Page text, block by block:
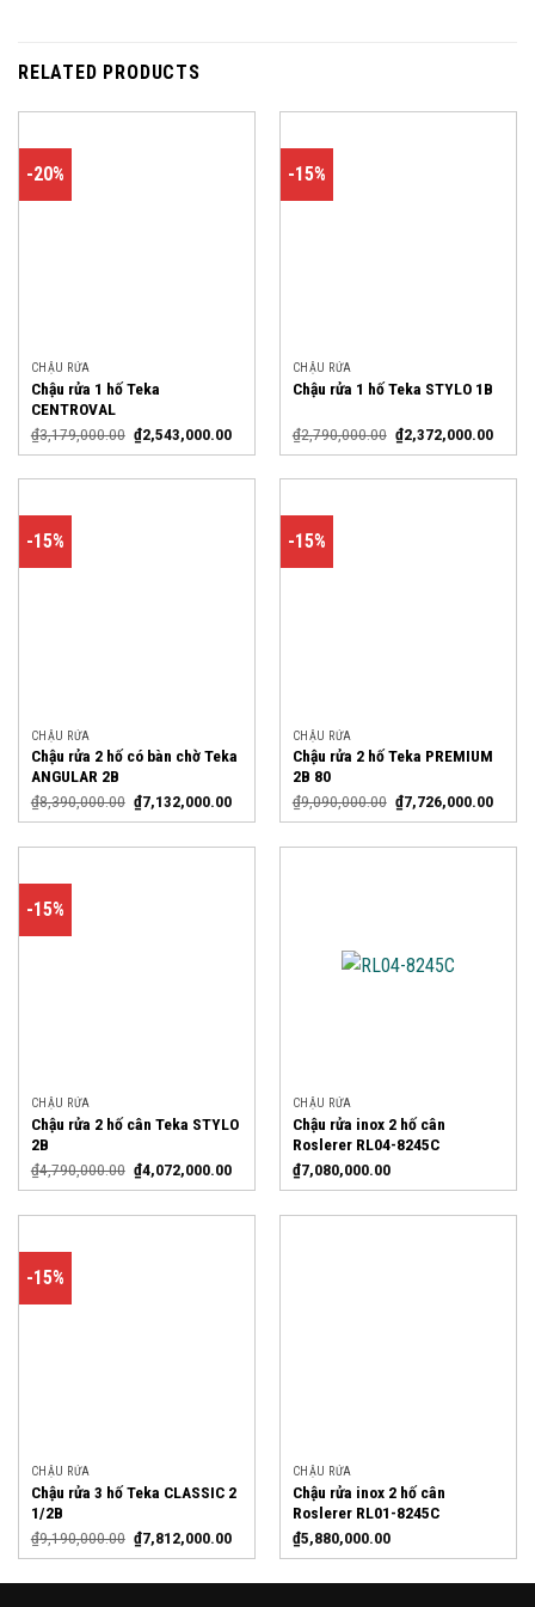
RELATED PRODUCTS
-20%
CHẬU RỬA
Chậu rửa 1 hố Teka
CENTROVAL
₫3,179,000.00 ₫2,543,000.00
-15%
CHẬU RỬA
Chậu rửa 1 hố Teka STYLO 1B
₫2,790,000.00 ₫2,372,000.00
-15%
CHẬU RỬA
Chậu rửa 2 hố có bàn chờ Teka
ANGULAR 2B
₫8,390,000.00 ₫7,132,000.00
-15%
CHẬU RỬA
Chậu rửa 2 hố Teka PREMIUM
2B 80
₫9,090,000.00 ₫7,726,000.00
-15%
CHẬU RỬA
Chậu rửa 2 hố cân Teka STYLO
2B
₫4,790,000.00 ₫4,072,000.00
CHẬU RỬA
Chậu rửa inox 2 hố cân
Roslerer RL04-8245C
₫7,080,000.00
-15%
CHẬU RỬA
Chậu rửa 3 hố Teka CLASSIC 2
1/2B
₫9,190,000.00 ₫7,812,000.00
CHẬU RỬA
Chậu rửa inox 2 hố cân
Roslerer RL01-8245C
₫5,880,000.00